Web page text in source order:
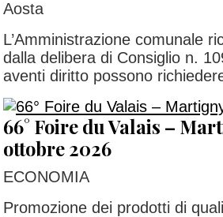
Aosta
L’Amministrazione comunale
dalla delibera di Consiglio n.
aventi diritto possono
66° Foire du Valais –
ottobre 2026
ECONOMIA
Promozione dei prodotti di